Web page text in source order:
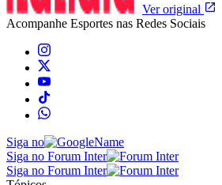
Ver original
Acompanhe Esportes nas Redes Sociais
Siga no
Siga no Forum Inter
Siga no Forum Inter